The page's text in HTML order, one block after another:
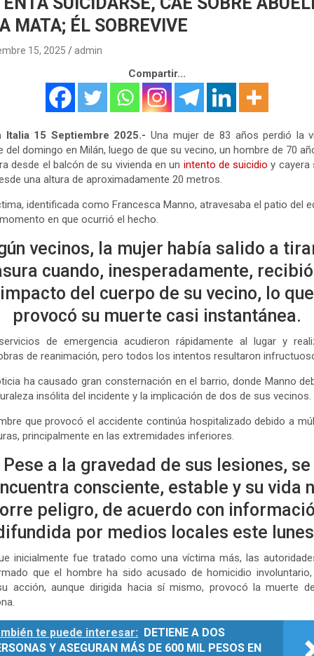
MATA; ÉL SOBREVIVE
15, 2025 admin
Compartir...
Italia 15 Septiembre 2025.- Una mujer de 83 años perdió la
del domingo en Milán, luego de que su vecino, un hombre de 70
desde el balcón de su vivienda en un intento de suicidio y cayera
una altura de aproximadamente 20 metros.
identificada como Francesca Manno, atravesaba el patio del
en que ocurrió el hecho.
vecinos, la mujer había salido a
cuando, inesperadamente,
impacto del cuerpo de su vecino, lo que
provocó su muerte casi instantánea.
de emergencia acudieron rápidamente al lugar y
de reanimación, pero todos los intentos resultaron
ha causado gran consternación en el barrio, donde Manno
insólita del incidente y la implicación de dos de sus vecinos.
que provocó el accidente continúa hospitalizado debido a
principalmente en las extremidades inferiores.
Pese a la gravedad de sus lesiones, se
consciente, estable y su vida
peligro, de acuerdo con
por medios locales este
inicialmente fue tratado como una víctima más, las
que el hombre ha sido acusado de homicidio
acción, aunque dirigida hacia sí mismo, provocó la muerte
te puede interesar: DETIENE A DOS
Y ASEGURAN MÁS DE 600 MIL PESOS EN